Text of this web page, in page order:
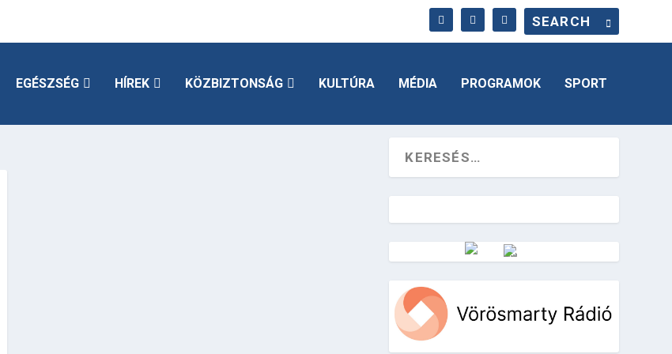
EGÉSZSÉG HÍREK KÖZBIZTONSÁG KULTÚRA MÉDIA PROGRAMOK SPORT
Vörösmarty Rádió